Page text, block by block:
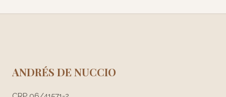
ANDRÉS DE NUCCIO